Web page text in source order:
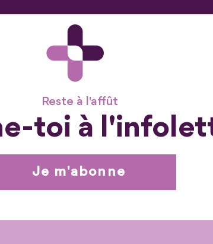
Reste à l'affût
toi à
Je m'abonne